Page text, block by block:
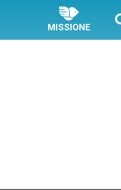
MISSIONE